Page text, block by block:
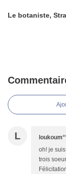
Le botaniste,
L
oh! je
trois